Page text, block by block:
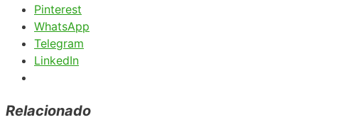
Pinterest
WhatsApp
Telegram
LinkedIn
Relacionado